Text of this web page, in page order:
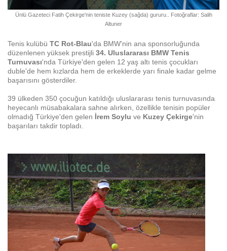
Ünlü Gazeteci Fatih Çekirge'nin teniste Kuzey (sağda) gururu.. Fotoğraflar: Salih
Altuner
Tenis kulübü TC Rot-Blau'da BMW'nin ana sponsorluğunda
düzenlenen yüksek prestijli 34. Uluslararası BMW Tenis
Turnuvası'nda Türkiye'den gelen 12 yaş altı tenis çocukları
duble'de hem kızlarda hem de erkeklerde yarı finale kadar gelme
başarısını gösterdiler.
39 ülkeden 350 çocuğun katıldığı uluslararası tenis turnuvasında
heyecanlı müsabakalara sahne alırken, özellikle tenisin popüler
olmadığ Türkiye'den gelen İrem Soylu ve Kuzey Çekirge'nin
başarıları takdir topladı.